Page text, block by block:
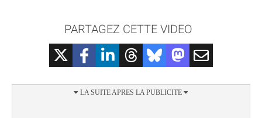
PARTAGEZ CETTE VIDEO